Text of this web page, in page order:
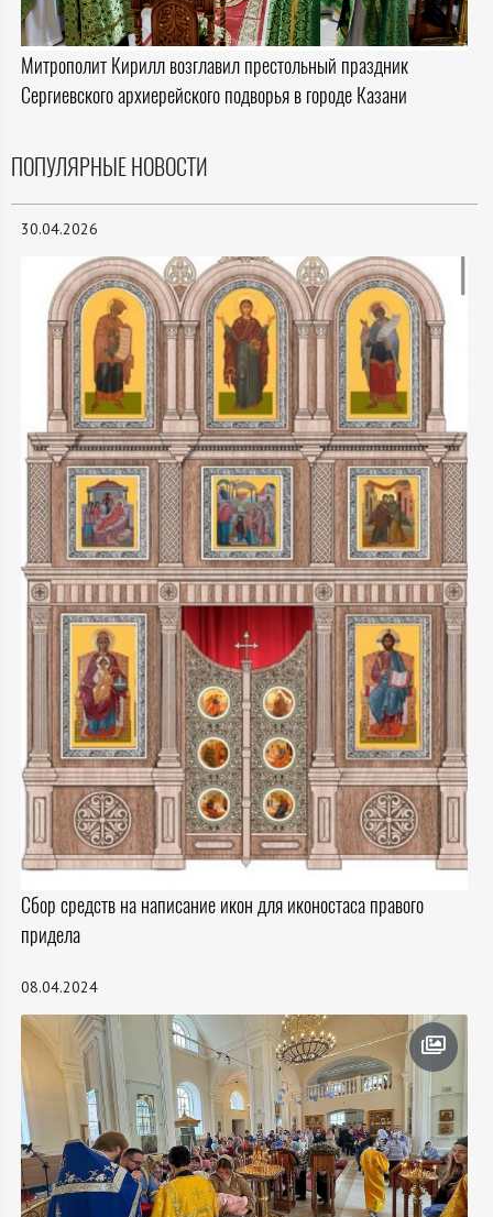
Митрополит Кирилл возглавил престольный праздник
Сергиевского архиерейского подворья в городе Казани
ПОПУЛЯРНЫЕ НОВОСТИ
30.04.2026
Сбор средств на написание икон для иконостаса правого
придела
08.04.2024